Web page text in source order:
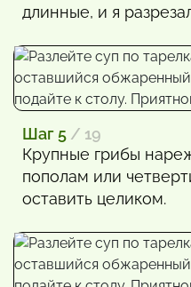
длинные, и я
Шаг 5 / 19
Крупные грибы
пополам или
оставить целиком.